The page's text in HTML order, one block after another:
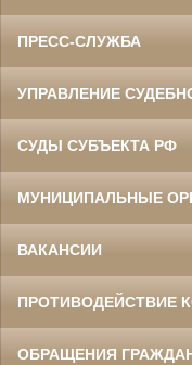
ПРЕСС-СЛУЖБА
УПРАВЛЕНИЕ
СУДЫ СУБЪЕКТА РФ
МУНИЦИПАЛЬНЫЕ
ВАКАНСИИ
ПРОТИВОДЕЙСТВИЕ
ОБРАЩЕНИЯ